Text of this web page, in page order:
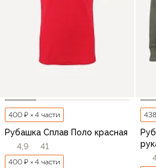
400 ₽ × 4 части
Рубашка Сплав Поло красная
4,9
41
400 ₽ × 4 части